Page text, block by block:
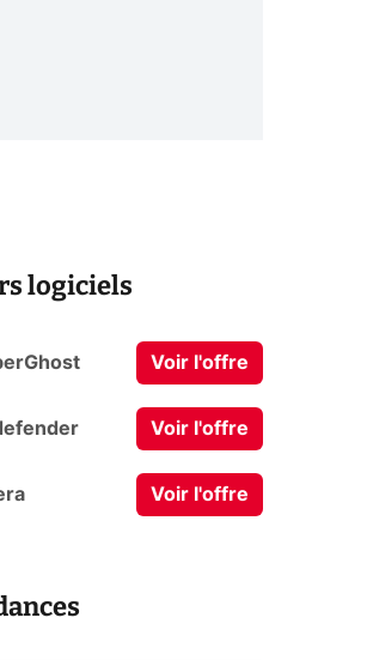
logiciels
Voir l'offre
Voir l'offre
Voir l'offre